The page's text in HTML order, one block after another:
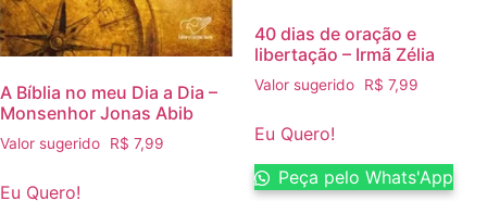
A Bíblia no meu Dia a Dia –
Monsenhor Jonas Abib
Valor sugerido R$ 7,99
Eu Quero!
40 dias de oração e
libertação – Irmã Zélia
Valor sugerido R$ 7,99
Eu Quero!
Peça pelo Whats'App